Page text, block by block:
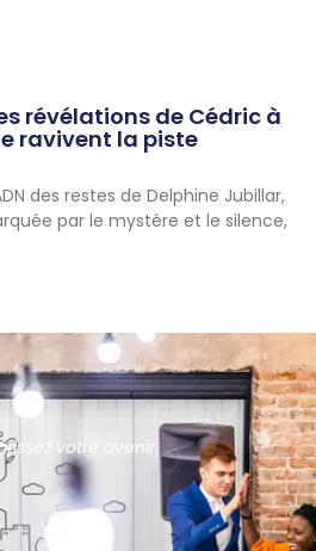
révélations de Cédric à
ravivent la piste
des restes de Delphine Jubillar,
par le mystère et le silence,
votre avenir.